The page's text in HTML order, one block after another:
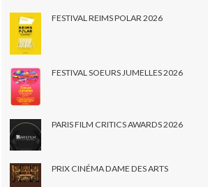
FESTIVAL REIMS POLAR 2026
FESTIVAL SOEURS JUMELLES 2026
PARIS FILM CRITICS AWARDS 2026
PRIX CINÉMA DAME DES ARTS